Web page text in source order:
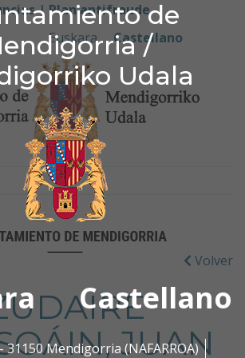
de
/
Udala
Castellano
31150 Mendigorria (NAFARROA)
de
| Plan antifraude
Euskara
Castellano
Volver
JUAN